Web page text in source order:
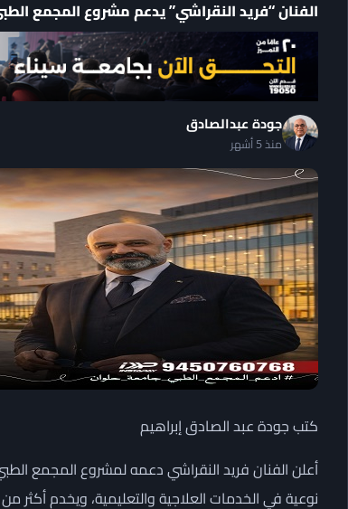
الفنان “فريد النقراشي” يدعم مشروع المجمع
جودة عبدالصادق
منذ 5 أشهر
كتب جودة عبد الصادق إبراهيم
أعلن الفنان فريد النقراشي دعمه لمشروع المجمع